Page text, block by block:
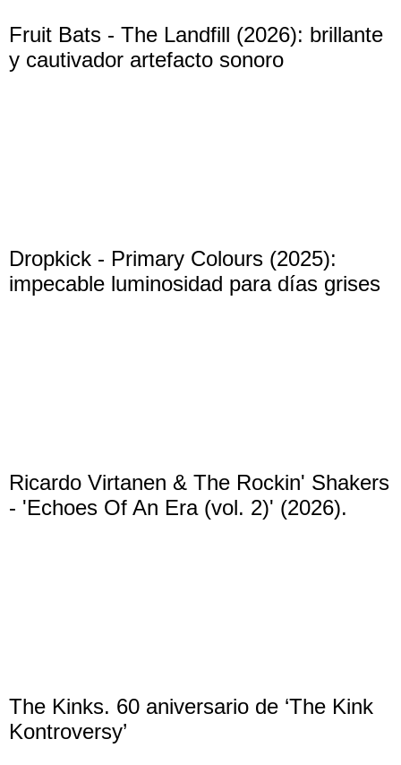
Fruit Bats - The Landfill (2026): brillante
y cautivador artefacto sonoro
Dropkick - Primary Colours (2025):
impecable luminosidad para días grises
Ricardo Virtanen & The Rockin' Shakers
- 'Echoes Of An Era (vol. 2)' (2026).
The Kinks. 60 aniversario de ‘The Kink
Kontroversy’